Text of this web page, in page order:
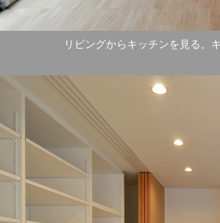
リビングからキッチンを見る。